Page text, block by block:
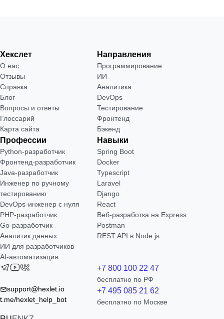
Хекслет
О нас
Отзывы
Справка
Блог
Вопросы и ответы
Глоссарий
Карта сайта
Направления
Программирование
ИИ
Аналитика
DevOps
Тестирование
Фронтенд
Бэкенд
Профессии
Python-разработчик
Фронтенд-разработчик
Java-разработчик
Инженер по ручному
тестированию
DevOps-инженер с нуля
РНР-разработчик
Go-разработчик
Аналитик данных
ИИ для разработчиков
AI-автоматизация
Навыки
Spring Boot
Docker
Typescript
Laravel
Django
React
Веб-разработка на Express
Postman
REST API в Node.js
support@hexlet.io
t.me/hexlet_help_bot
+7 800 100 22 47
бесплатно по РФ
+7 495 085 21 62
бесплатно по Москве